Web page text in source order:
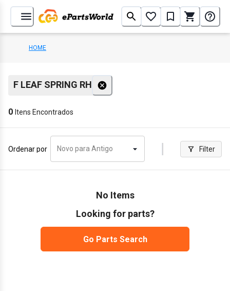
HOME
F LEAF SPRING RH
0 Itens Encontrados
Ordenar por Novo para Antigo Filter
No Items
Looking for parts?
Go Parts Search